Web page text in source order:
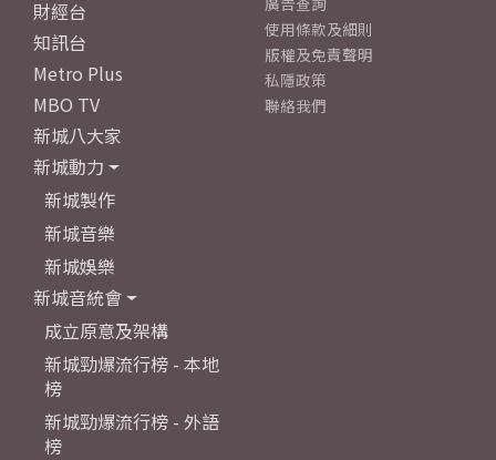
財經台
知訊台
Metro Plus
MBO TV
新城八大家
新城動力
新城製作
新城音樂
新城娛樂
新城音統會
成立原意及架構
新城勁爆流行榜 - 本地
榜
新城勁爆流行榜 - 外語
榜
使用條款及細則
版權及免責聲明
私隱政策
聯絡我們